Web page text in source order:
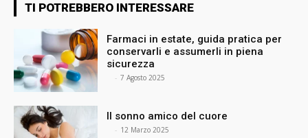
TI POTREBBERO INTERESSARE
Farmaci in estate, guida pratica per
conservarli e assumerli in piena
sicurezza
- 7 Agosto 2025
Il sonno amico del cuore
- 12 Marzo 2025